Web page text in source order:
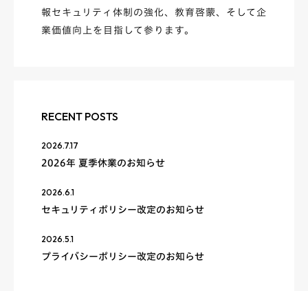
報セキュリティ体制の強化、教育啓蒙、そして企
業価値向上を目指して参ります。
RECENT POSTS
2026.7.17
2026年 夏季休業のお知らせ
2026.6.1
セキュリティポリシー改定のお知らせ
2026.5.1
プライバシーポリシー改定のお知らせ